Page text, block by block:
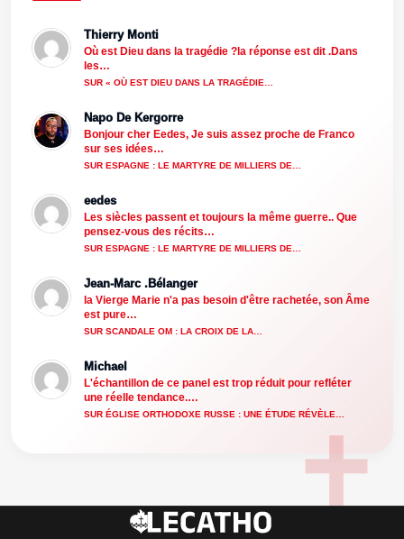
Thierry Monti
Où est Dieu dans la tragédie ?la réponse est dit .Dans
les…
SUR « OÙ EST DIEU DANS LA TRAGÉDIE…
Napo De Kergorre
Bonjour cher Eedes, Je suis assez proche de Franco
sur ses idées…
SUR ESPAGNE : LE MARTYRE DE MILLIERS DE…
eedes
Les siècles passent et toujours la même guerre.. Que
pensez-vous des récits…
SUR ESPAGNE : LE MARTYRE DE MILLIERS DE…
Jean-Marc .Bélanger
la Vierge Marie n'a pas besoin d'être rachetée, son Âme
est pure…
SUR SCANDALE OM : LA CROIX DE LA…
Michael
L'échantillon de ce panel est trop réduit pour refléter
une réelle tendance.…
SUR ÉGLISE ORTHODOXE RUSSE : UNE ÉTUDE RÉVÈLE…